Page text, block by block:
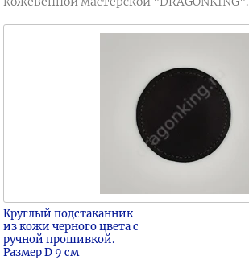
Круглый подстаканник
из кожи черного цвета с
ручной прошивкой.
Размер D 9 см